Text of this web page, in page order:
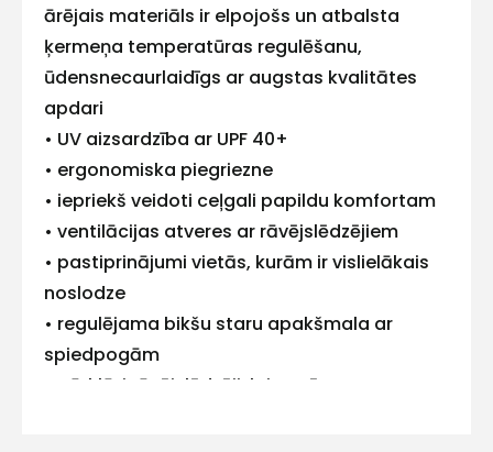
ārējais materiāls ir elpojošs un atbalsta
ķermeņa temperatūras regulēšanu,
ūdensnecaurlaidīgs ar augstas kvalitātes
apdari
• UV aizsardzība ar UPF 40+
• ergonomiska piegriezne
• iepriekš veidoti ceļgali papildu komfortam
• ventilācijas atveres ar rāvējslēdzējiem
• pastiprinājumi vietās, kurām ir vislielākais
noslodze
• regulējama bikšu staru apakšmala ar
spiedpogām
• pārklāti rāvējslēdzēji, lai novērstu
mums!
Atbildēsim
pēc
Vārds